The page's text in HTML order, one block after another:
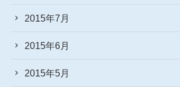
2015年7月
2015年6月
2015年5月